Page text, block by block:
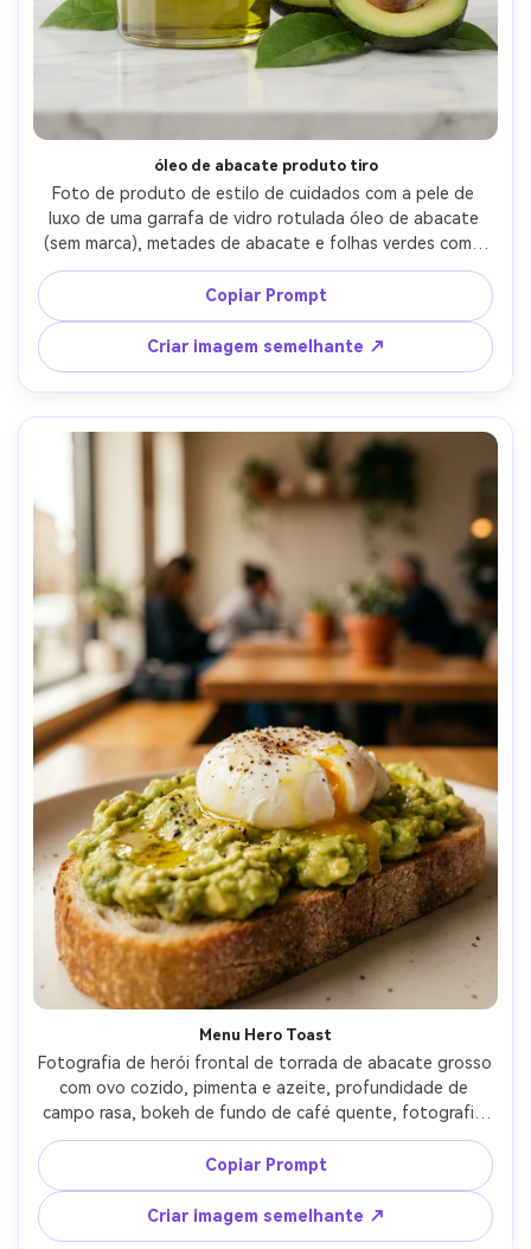
óleo de abacate produto tiro
Foto de produto de estilo de cuidados com a pele de
luxo de uma garrafa de vidro rotulada óleo de abacate
(sem marca), metades de abacate e folhas verdes como
adereços, superfície de mármore limpo, iluminação de
estúdio macia e difusa, reflexos premium, disparada em
lente de 90mm, estética comercial de alta qualidade,
vidro ultra-realista e líquido-AR 4:5
Copiar Prompt
Criar imagem semelhante ↗
Menu Hero Toast
Fotografia de herói frontal de torrada de abacate grosso
com ovo cozido, pimenta e azeite, profundidade de
campo rasa, bokeh de fundo de café quente, fotografia
em Sony A7IV com 85mm f/1.4, fotografia de menu
editorial, brilho de ovo fotorealista e textura de abacate,
iluminação cinematográfica suave-AR 4:5
Copiar Prompt
Criar imagem semelhante ↗